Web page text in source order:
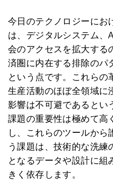
今日のテクノロジーにお
は、デジタルシステム、
会のアクセスを拡大する
済圏に内在する排除のパ
という点です。これらの
生産活動のほぼ全領域に
影響は不可避であるとい
課題の重要性は極めて高
し、これらのツールから
う課題は、技術的な洗練
となるデータや設計に組
きく依存します。